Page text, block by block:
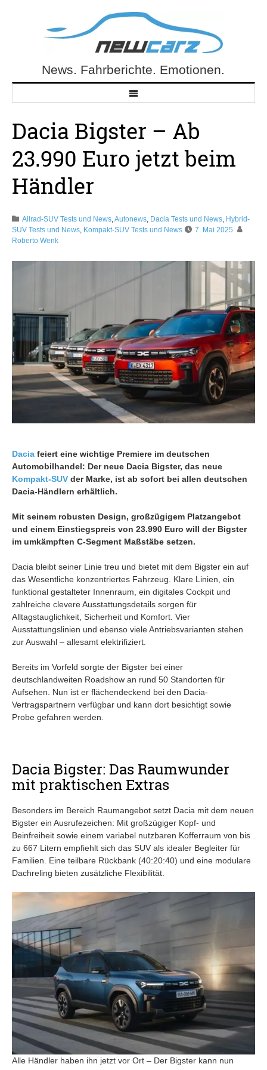
NewCarz.deNews. Fahrberichte. Emotionen.
Dacia Bigster – Ab
23.990 Euro jetzt beim
Händler
Allrad-SUV Tests und News,Autonews, Dacia Tests und News, Hybrid-
SUV Tests und News, Kompakt-SUV Tests und News
7. Mai 2025
Roberto Wenk
Dacia feiert eine wichtige Premiere im deutschen
Automobilhandel: Der neue Dacia Bigster, das neue
Kompakt-SUV der Marke, ist ab sofort bei allen deutschen
Dacia-Händlern erhältlich.
Mit seinem robusten Design, großzügigem Platzangebot
und einem Einstiegspreis von 23.990 Euro will der Bigster
im umkämpften C-Segment Maßstäbe setzen.
Dacia bleibt seiner Linie treu und bietet mit dem Bigster ein auf
das Wesentliche konzentriertes Fahrzeug. Klare Linien, ein
funktional gestalteter Innenraum, ein digitales Cockpit und
zahlreiche clevere Ausstattungsdetails sorgen für
Alltagstauglichkeit, Sicherheit und Komfort. Vier
Ausstattungslinien und ebenso viele Antriebsvarianten stehen
zur Auswahl – allesamt elektrifiziert.
Bereits im Vorfeld sorgte der Bigster bei einer
deutschlandweiten Roadshow an rund 50 Standorten für
Aufsehen. Nun ist er flächendeckend bei den Dacia-
Vertragspartnern verfügbar und kann dort besichtigt sowie
Probe gefahren werden.
Dacia Bigster: Das Raumwunder
mit praktischen Extras
Besonders im Bereich Raumangebot setzt Dacia mit dem neuen
Bigster ein Ausrufezeichen: Mit großzügiger Kopf- und
Beinfreiheit sowie einem variabel nutzbaren Kofferraum von bis
zu 667 Litern empfiehlt sich das SUV als idealer Begleiter für
Familien. Eine teilbare Rückbank (40:20:40) und eine modulare
Dachreling bieten zusätzliche Flexibilität.
Alle Händler haben ihn jetzt vor Ort – Der Bigster kann nun